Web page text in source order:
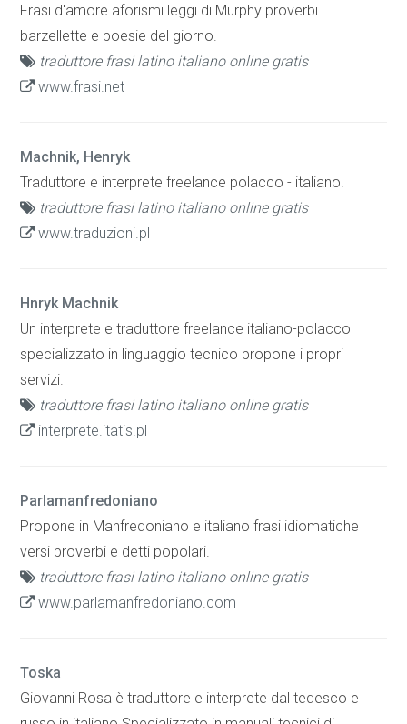
Frasi d'amore aforismi leggi di Murphy proverbi
barzellette e poesie del giorno.
traduttore frasi latino italiano online gratis
www.frasi.net
Machnik, Henryk
Traduttore e interprete freelance polacco - italiano.
traduttore frasi latino italiano online gratis
www.traduzioni.pl
Hnryk Machnik
Un interprete e traduttore freelance italiano-polacco
specializzato in linguaggio tecnico propone i propri
servizi.
traduttore frasi latino italiano online gratis
interprete.itatis.pl
Parlamanfredoniano
Propone in Manfredoniano e italiano frasi idiomatiche
versi proverbi e detti popolari.
traduttore frasi latino italiano online gratis
www.parlamanfredoniano.com
Toska
Giovanni Rosa è traduttore e interprete dal tedesco e